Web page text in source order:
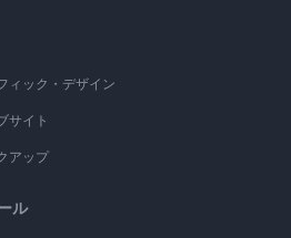
ィック・デザイン
サイト
アップ
ル